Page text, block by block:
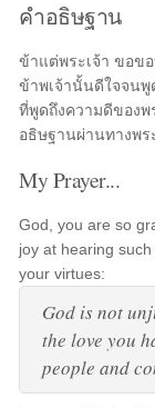
คำอธิษฐาน
ข้าแต่พระเจ้า ขอข
ข้าพเจ้านั้นดีใจจน
ที่พูดถึงความดีของพ
อธิษฐานผ่านทางพร
My Prayer...
God, you are so
joy at hearing
your virtues:
God is not
the love you
people and